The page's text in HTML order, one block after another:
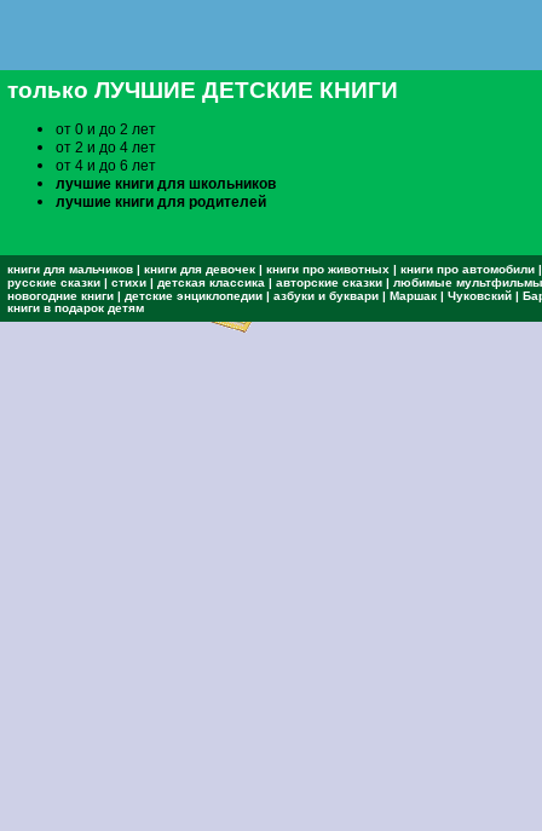
только ЛУЧШИЕ ДЕТСКИЕ КНИГИ
от 0 и до 2 лет
от 2 и до 4 лет
от 4 и до 6 лет
лучшие книги для школьников
лучшие книги для родителей
книги для мальчиков | книги для девочек | книги про животных | книги про автомобили |
русские сказки | стихи | детская классика | авторские сказки | любимые мультфильмы
новогодние книги | детские энциклопедии | азбуки и буквари | Маршак | Чуковский |
книги в подарок детям